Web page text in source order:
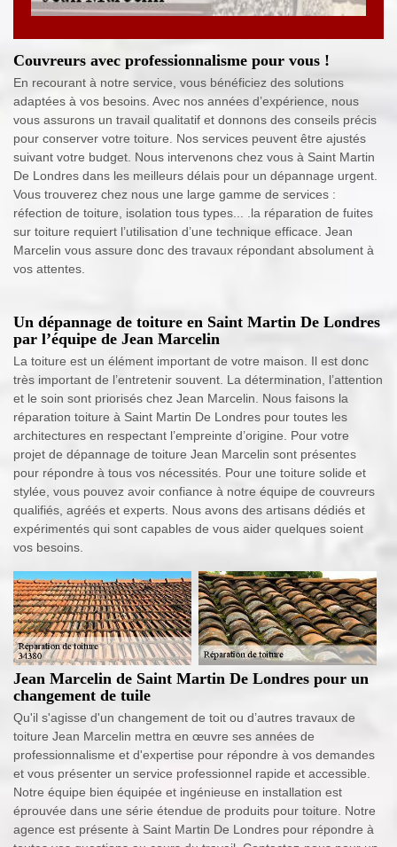
Couvreurs avec professionnalisme pour vous !
En recourant à notre service, vous bénéficiez des solutions
adaptées à vos besoins. Avec nos années d’expérience, nous
vous assurons un travail qualitatif et donnons des conseils précis
pour conserver votre toiture. Nos services peuvent être ajustés
suivant votre budget. Nous intervenons chez vous à Saint Martin
De Londres dans les meilleurs délais pour un dépannage urgent.
Vous trouverez chez nous une large gamme de services :
réfection de toiture, isolation tous types... .la réparation de fuites
sur toiture requiert l’utilisation d’une technique efficace. Jean
Marcelin vous assure donc des travaux répondant absolument à
vos attentes.
Un dépannage de toiture en Saint Martin De Londres
par l’équipe de Jean Marcelin
La toiture est un élément important de votre maison. Il est donc
très important de l’entretenir souvent. La détermination, l’attention
et le soin sont priorisés chez Jean Marcelin. Nous faisons la
réparation toiture à Saint Martin De Londres pour toutes les
architectures en respectant l’empreinte d’origine. Pour votre
projet de dépannage de toiture Jean Marcelin sont présentes
pour répondre à tous vos nécessités. Pour une toiture solide et
stylée, vous pouvez avoir confiance à notre équipe de couvreurs
qualifiés, agréés et experts. Nous avons des artisans dédiés et
expérimentés qui sont capables de vous aider quelques soient
vos besoins.
Jean Marcelin de Saint Martin De Londres pour un
changement de tuile
Qu'il s'agisse d'un changement de toit ou d’autres travaux de
toiture Jean Marcelin mettra en œuvre ses années de
professionnalisme et d'expertise pour répondre à vos demandes
et vous présenter un service professionnel rapide et accessible.
Notre équipe bien équipée et ingénieuse en installation est
éprouvée dans une série étendue de produits pour toiture. Notre
agence est présente à Saint Martin De Londres pour répondre à